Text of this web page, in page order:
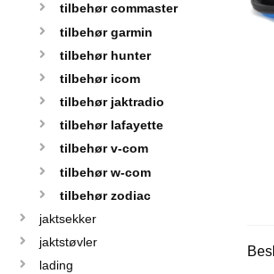
tilbehør commaster
tilbehør garmin
tilbehør hunter
tilbehør icom
tilbehør jaktradio
tilbehør lafayette
tilbehør v-com
tilbehør w-com
tilbehør zodiac
jaktsekker
jaktstøvler
lading